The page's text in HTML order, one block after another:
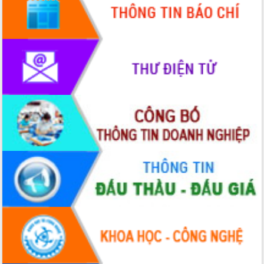
sầu riêng tại Đắk Lắk
Trình diễn nghệ thuật chế biến các
món ăn từ sầu riêng
Đắk Lắk công bố Quy hoạch và xúc
tiến đầu tư tỉnh
Ngành cá ngừ Đắk Lắk chủ động thích
ứng để giữ vững thị trường xuất khẩu
Diễn đàn Kinh tế tư nhân Việt Nam đột
phá cơ chế - Hợp tác công tư
Đề án 06 tạo bước ngoặt đột phá trong
cải cách hành chính tỉnh Đắk Lắk
Kết nối tour, đẩy mạnh chuyển đổi số
để phát triển du lịch Đắk Lắk
Khởi động Dự án Đầu tư xây dựng hạ
tầng kỹ thuật Cụm công nghiệp Tân
Tiến
Gặp mặt các cơ quan báo chí nhân Kỷ
niệm 101 năm Ngày Báo chí Cách
mạng Việt Nam
Đắk Lắk sơ kết 4 năm triển khai thực